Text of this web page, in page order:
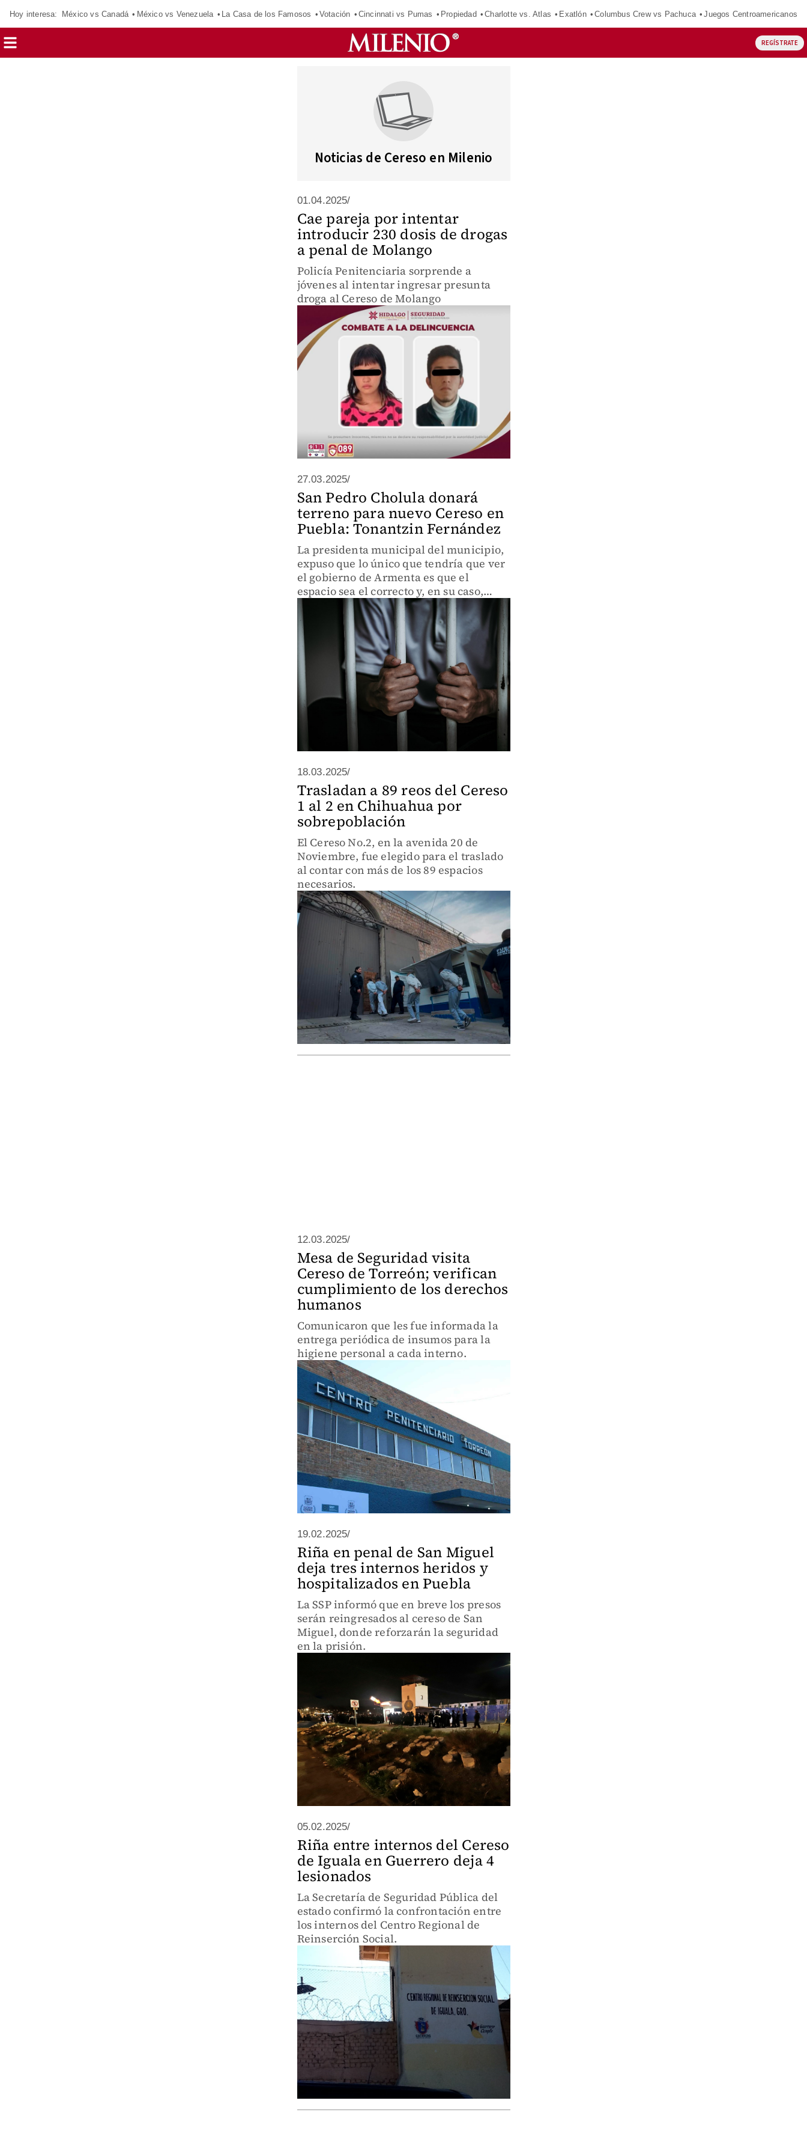
Hoy interesa: México vs Canadá México vs Venezuela La Casa de los Famosos Votación Cincinnati vs Pumas Propiedad Charlotte vs. Atlas Exatlón Columbus Crew vs Pachuca Juegos Centroamericanos
REGÍSTRATE
Noticias de Cereso en Milenio
01.04.2025/
Cae pareja por intentar
introducir 230 dosis de drogas
a penal de Molango
Policía Penitenciaria sorprende a
jóvenes al intentar ingresar presunta
droga al Cereso de Molango
27.03.2025/
San Pedro Cholula donará
terreno para nuevo Cereso en
Puebla: Tonantzin Fernández
La presidenta municipal del municipio,
expuso que lo único que tendría que ver
el gobierno de Armenta es que el
espacio sea el correcto y, en su caso,
realizar algunos ajustes en el terreno.
18.03.2025/
Trasladan a 89 reos del Cereso
1 al 2 en Chihuahua por
sobrepoblación
El Cereso No.2, en la avenida 20 de
Noviembre, fue elegido para el traslado
al contar con más de los 89 espacios
necesarios.
12.03.2025/
Mesa de Seguridad visita
Cereso de Torreón; verifican
cumplimiento de los derechos
humanos
Comunicaron que les fue informada la
entrega periódica de insumos para la
higiene personal a cada interno.
19.02.2025/
Riña en penal de San Miguel
deja tres internos heridos y
hospitalizados en Puebla
La SSP informó que en breve los presos
serán reingresados al cereso de San
Miguel, donde reforzarán la seguridad
en la prisión.
05.02.2025/
Riña entre internos del Cereso
de Iguala en Guerrero deja 4
lesionados
La Secretaría de Seguridad Pública del
estado confirmó la confrontación entre
los internos del Centro Regional de
Reinserción Social.